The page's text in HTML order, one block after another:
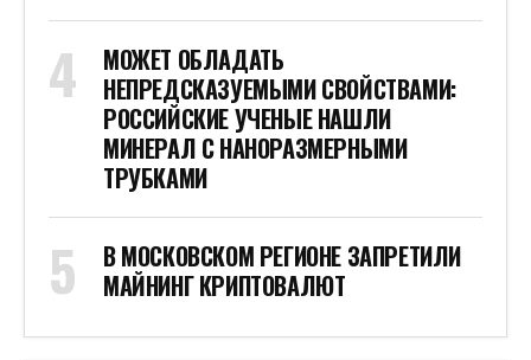
МОЖЕТ ОБЛАДАТЬ
НЕПРЕДСКАЗУЕМЫМИ СВОЙСТВАМИ:
РОССИЙСКИЕ УЧЕНЫЕ НАШЛИ
МИНЕРАЛ С НАНОРАЗМЕРНЫМИ
ТРУБКАМИ
В МОСКОВСКОМ РЕГИОНЕ ЗАПРЕТИЛИ
МАЙНИНГ КРИПТОВАЛЮТ